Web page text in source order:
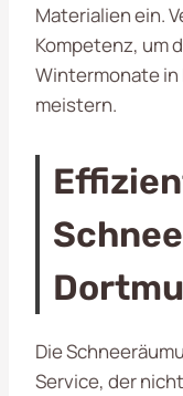
Materialien ein.
Kompetenz, um
Wintermonate
meistern.
Die
Service, der